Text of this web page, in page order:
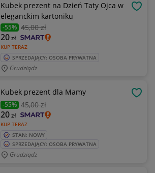
Kubek prezent na Dzień Taty Ojca w
eleganckim kartoniku
-55% 45,00 zł
KUP TERAZ
20zł
SPRZEDAJĄCY: OSOBA PRYWATNA
Grudziądz
Kubek prezent dla Mamy
-55% 45,00 zł
KUP TERAZ
20zł
STAN: NOWY
SPRZEDAJĄCY: OSOBA PRYWATNA
Grudziądz